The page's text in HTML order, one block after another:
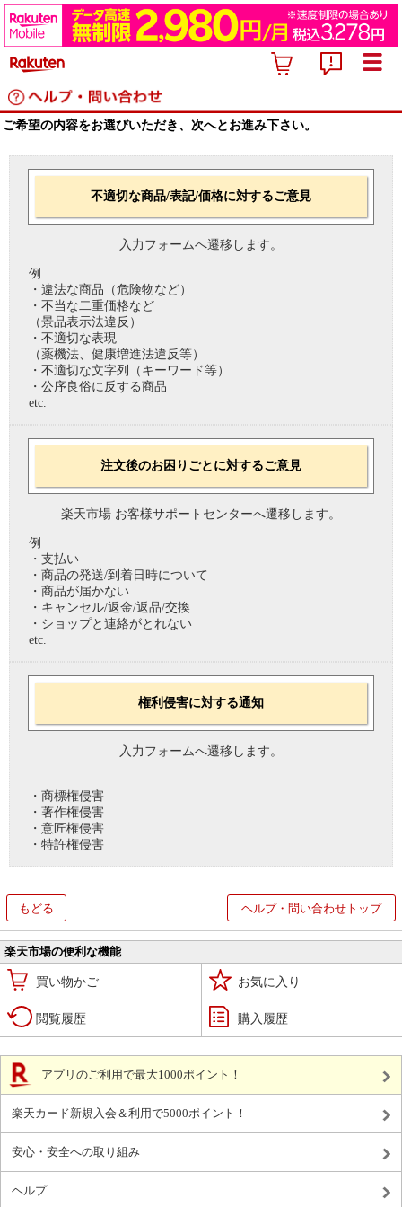
ご希望の内容をお選びいただき、次へとお進み下さい。
不適切な商品/表記/価格に対するご意見
入力フォームへ遷移します。
例
・違法な商品（危険物など）
・不当な二重価格など
（景品表示法違反）
・不適切な表現
（薬機法、健康増進法違反等）
・不適切な文字列（キーワード等）
・公序良俗に反する商品
etc.
注文後のお困りごとに対するご意見
楽天市場 お客様サポートセンターへ遷移します。
例
・支払い
・商品の発送/到着日時について
・商品が届かない
・キャンセル/返金/返品/交換
・ショップと連絡がとれない
etc.
権利侵害に対する通知
入力フォームへ遷移します。
・商標権侵害
・著作権侵害
・意匠権侵害
・特許権侵害
もどる ヘルプ・問い合わせトップ
楽天市場の便利な機能
買い物かご お気に入り
閲覧履歴 購入履歴
アプリのご利用で最大1000ポイント！
楽天カード新規入会＆利用で5000ポイント！
安心・安全への取り組み
ヘルプ